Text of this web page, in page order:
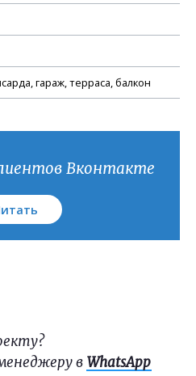
гараж, терраса, балкон
стропил
системы
Вконтакте
в WhatsApp